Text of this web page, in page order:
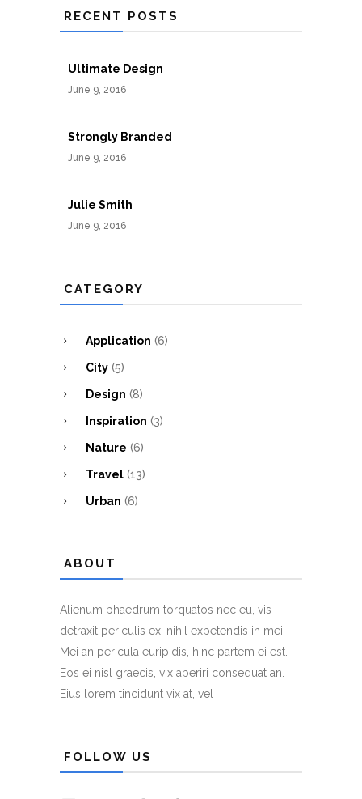
RECENT POSTS
Ultimate Design
June 9, 2016
Strongly Branded
June 9, 2016
Julie Smith
June 9, 2016
CATEGORY
Application (6)
City (5)
Design (8)
Inspiration (3)
Nature (6)
Travel (13)
Urban (6)
ABOUT
Alienum phaedrum torquatos nec eu, vis
detraxit periculis ex, nihil expetendis in mei.
Mei an pericula euripidis, hinc partem ei est.
Eos ei nisl graecis, vix aperiri consequat an.
Eius lorem tincidunt vix at, vel
FOLLOW US